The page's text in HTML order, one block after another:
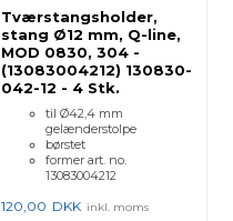
Tværstangsholder,
stang Ø12 mm, Q-line,
MOD 0830, 304 -
(13083004212) 130830-
042-12 - 4 Stk.
til Ø42,4 mm
gelænderstolpe
børstet
former art. no.
13083004212
120,00 DKK inkl. moms